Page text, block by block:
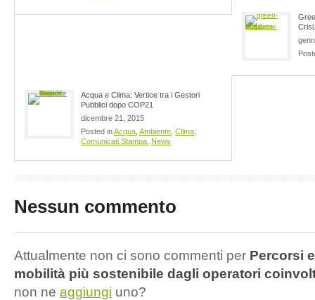
Acqua e Clima: Vertice tra i Gestori
Pubblici dopo COP21
dicembre 21, 2015
Posted inAcqua Ambiente Clima
Comunicati Stampa News
Nessun commento
Attualmente non ci sono commenti per Percorsi
mobilità più sostenibile dagli operatori
non ne aggiungi uno?